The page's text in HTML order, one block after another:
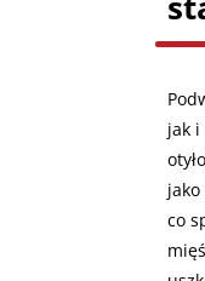
jak i
co